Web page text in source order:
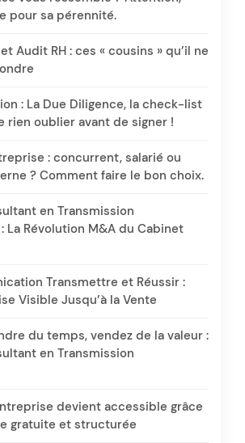
pour sa pérennité.
Audit RH : ces « cousins » qu’il ne
: La Due Diligence, la check-list
rien oublier avant de signer !
: concurrent, salarié ou
? Comment faire le bon choix.
en Transmission
La Révolution M&A du Cabinet
Transmettre et Réussir :
Visible Jusqu’à la Vente
du temps, vendez de la valeur :
en Transmission
devient accessible grâce
gratuite et structurée